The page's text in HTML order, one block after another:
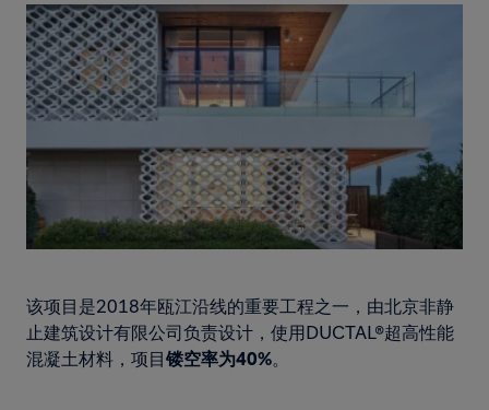
该项目是2018年瓯江沿线的重要工程之一，由北京非静
止建筑设计有限公司负责设计，使用DUCTAL®超高性能
混凝土材料，项目镂空率为40%。